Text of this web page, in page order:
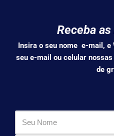
Receba
Insira o seu nome e-mail,
seu e-mail ou celular
de